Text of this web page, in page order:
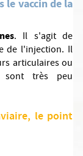
le vaccin de la
. Il s'agit de
de l'injection. Il
articulaires ou
sont très peu
le point